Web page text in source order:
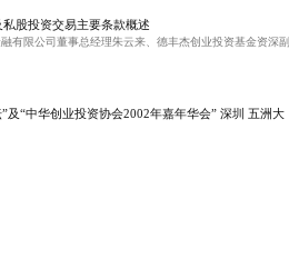
股投资交易主要条款概述
有限公司董事总经理朱云来、德丰杰创业投资基金资深副
“中华创业投资协会2002年嘉年华会” 深圳 五洲大